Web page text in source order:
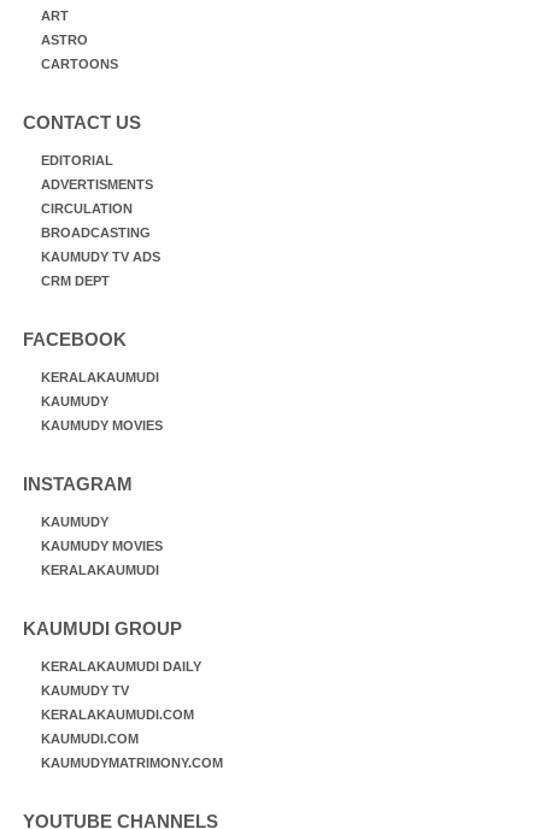
ART
ASTRO
CARTOONS
CONTACT US
EDITORIAL
ADVERTISMENTS
CIRCULATION
BROADCASTING
KAUMUDY TV ADS
CRM DEPT
FACEBOOK
KERALAKAUMUDI
KAUMUDY
KAUMUDY MOVIES
INSTAGRAM
KAUMUDY
KAUMUDY MOVIES
KERALAKAUMUDI
KAUMUDI GROUP
KERALAKAUMUDI DAILY
KAUMUDY TV
KERALAKAUMUDI.COM
KAUMUDI.COM
KAUMUDYMATRIMONY.COM
YOUTUBE CHANNELS